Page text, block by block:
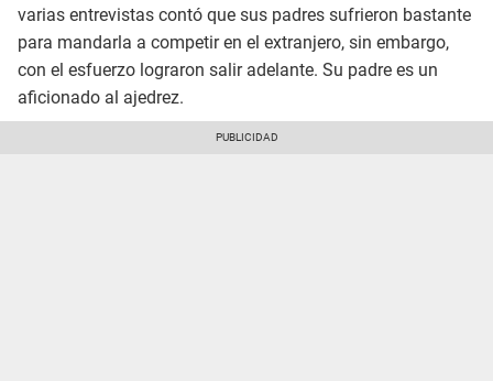
varias entrevistas contó que sus padres sufrieron bastante
para mandarla a competir en el extranjero, sin embargo,
con el esfuerzo lograron salir adelante. Su padre es un
aficionado al ajedrez.